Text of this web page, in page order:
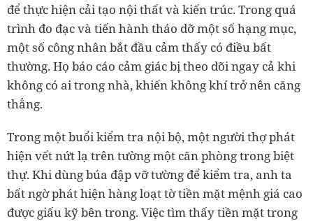
để thực hiện cải tạo nội thất và kiến trúc. Trong quá
trình đo đạc và tiến hành tháo dỡ một số hạng mục,
một số công nhân bắt đầu cảm thấy có điều bất
thường. Họ báo cáo cảm giác bị theo dõi ngay cả khi
không có ai trong nhà, khiến không khí trở nên căng
thẳng.
Trong một buổi kiểm tra nội bộ, một người thợ phát
hiện vết nứt lạ trên tường một căn phòng trong biệt
thự. Khi dùng búa đập vỡ tường để kiểm tra, anh ta
bất ngờ phát hiện hàng loạt tờ tiền mặt mệnh giá cao
được giấu kỹ bên trong. Việc tìm thấy tiền mặt trong